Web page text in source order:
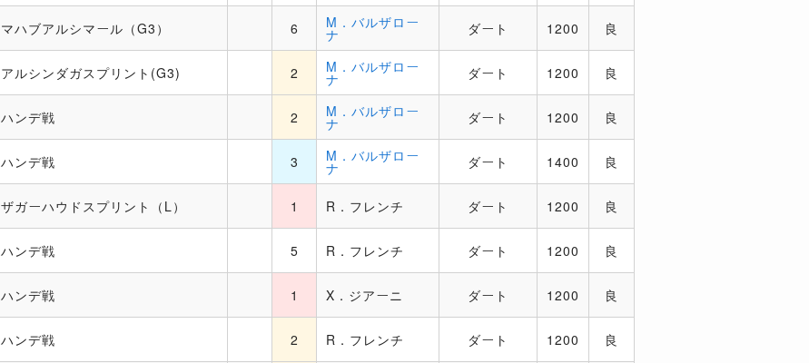
マハブアルシマール（G3） 6 M．バルザロー
ナ ダート 1200 良
アルシンダガスプリント(G3) 2 M．バルザロー
ナ ダート 1200 良
ハンデ戦 2 M．バルザロー
ナ ダート 1200 良
ハンデ戦 3 M．バルザロー
ナ ダート 1400 良
ザガーハウドスプリント（L） 1 R．フレンチ ダート 1200 良
ハンデ戦 5 R．フレンチ ダート 1200 良
ハンデ戦 1 X．ジアーニ ダート 1200 良
ハンデ戦 2 R．フレンチ ダート 1200 良